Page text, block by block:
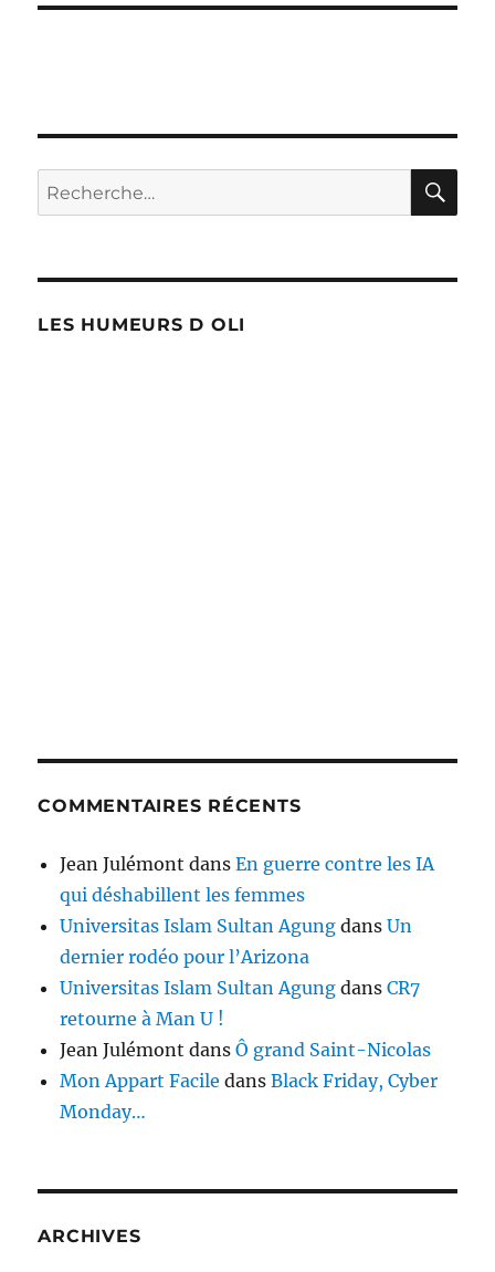
Recherche
pour :
LES HUMEURS D OLI
COMMENTAIRES RÉCENTS
Jean Julémont dansEn guerre contre les IA
qui déshabillent les femmes
Universitas Islam Sultan Agung dansUn
dernier rodéo pour l’Arizona
Universitas Islam Sultan Agung dansCR7
retourne à Man U !
Jean Julémont dansÔ grand Saint-Nicolas
Mon Appart Facile dansBlack Friday, Cyber
Monday…
ARCHIVES